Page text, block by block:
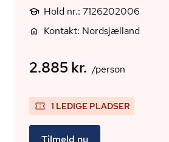
Hold nr.: 7126202006
Kontakt: Nordsjælland
2.885 kr. /person
1 LEDIGE PLADSER
Tilmeld nu